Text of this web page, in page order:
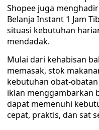
Shopee juga
Belanja Instant 1 Jam
situasi kebutuhan
mendadak.
Mulai dari kehabisan
memasak, stok
kebutuhan obat-
iklan menggambarkan
dapat memenuhi
cepat, praktis, dan sat